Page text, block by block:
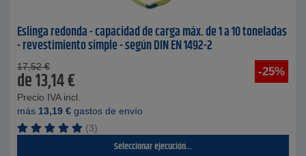
Eslinga redonda - capacidad de carga máx. de 1 a 10 toneladas
- revestimiento simple - según DIN EN 1492-2
-25%
17,52 €
de13,14€
Precio IVA incl.
más 13,19 € gastos de envío
(3)
Seleccionar ejecución...